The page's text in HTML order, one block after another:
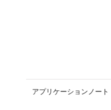
アプリケーションノート